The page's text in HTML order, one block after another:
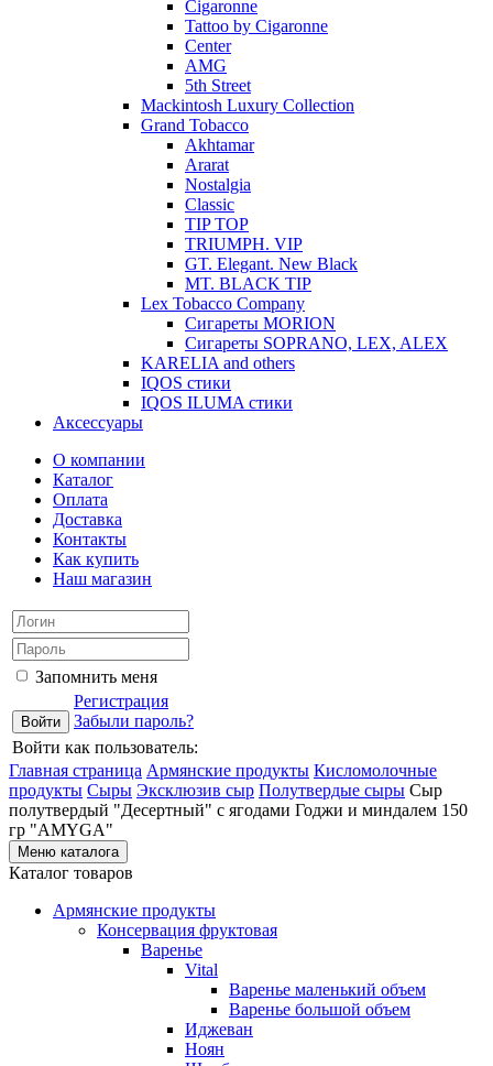
Сigaronne
Tattoo by Cigaronne
Center
AMG
5th Street
Mackintosh Luxury Collection
Grand Tobacco
Akhtamar
Ararat
Nostalgia
Classic
TIP TOP
TRIUMPH. VIP
GT. Elegant. New Black
MT. BLACK TIP
Lex Tobacco Company
Сигареты MORION
Сигареты SOPRANO, LEX, ALEX
KARELIA and others
IQOS стики
IQOS ILUMA стики
Аксессуары
О компании
Каталог
Оплата
Доставка
Контакты
Как купить
Наш магазин
Запомнить меня
Регистрация
Забыли пароль?
Войти как пользователь:
Главная страница Армянские продукты Кисломолочные
продукты Сыры Эксклюзив сыр Полутвердые сыры Сыр
полутвердый "Десертный" с ягодами Годжи и миндалем 150
гр "AMYGA"
Меню каталога
Каталог товаров
Армянские продукты
Консервация фруктовая
Варенье
Vital
Варенье маленький объем
Варенье большой объем
Иджеван
Ноян